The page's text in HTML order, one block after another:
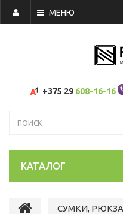
МЕНЮ
+375 29 608-16-16
КАТАЛОГ
СУМКИ,